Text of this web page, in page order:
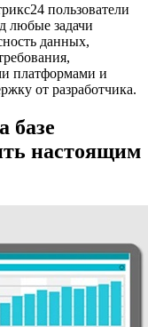
пользователи
любые задачи
данных,
платформами и
от разработчика.
базе
настоящим